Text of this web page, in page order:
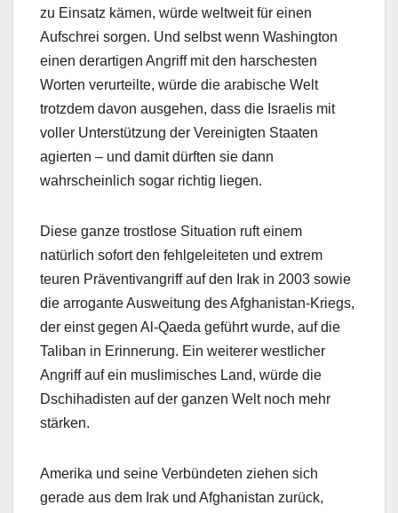
zu Einsatz kämen, würde weltweit für einen
Aufschrei sorgen. Und selbst wenn Washington
einen derartigen Angriff mit den harschesten
Worten verurteilte, würde die arabische Welt
trotzdem davon ausgehen, dass die Israelis mit
voller Unterstützung der Vereinigten Staaten
agierten – und damit dürften sie dann
wahrscheinlich sogar richtig liegen.
Diese ganze trostlose Situation ruft einem
natürlich sofort den fehlgeleiteten und extrem
teuren Präventivangriff auf den Irak in 2003 sowie
die arrogante Ausweitung des Afghanistan-Kriegs,
der einst gegen Al-Qaeda geführt wurde, auf die
Taliban in Erinnerung. Ein weiterer westlicher
Angriff auf ein muslimisches Land, würde die
Dschihadisten auf der ganzen Welt noch mehr
stärken.
Amerika und seine Verbündeten ziehen sich
gerade aus dem Irak und Afghanistan zurück,